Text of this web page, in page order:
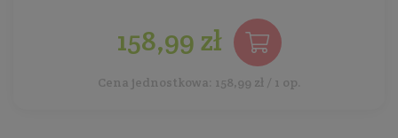
158,99 zł
Cena jednostkowa: 158,99 zł / 1 op.